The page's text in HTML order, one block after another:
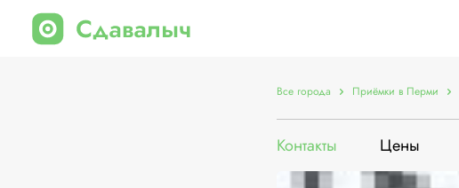
Все города Приёмки в Перми
Контакты Цены